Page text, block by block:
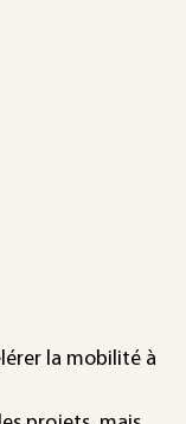
la mobilité à